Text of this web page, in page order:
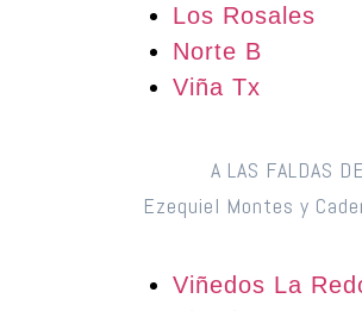
Los Rosales
Norte B
Viña Tx
A LAS FALDAS
Ezequiel Montes y
Viñedos La